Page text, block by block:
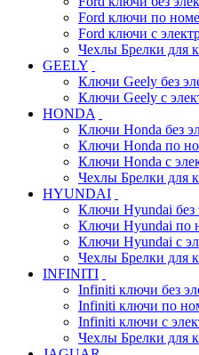
Ford ключи по
Ford ключи с
Чехлы Брелки для
GEELY
Ключи Geely без
Ключи Geely с
HONDA
Ключи Honda без
Ключи Honda по
Ключи Honda с
Чехлы Брелки для
HYUNDAI
Ключи Hyundai без
Ключи Hyundai по
Ключи Hyundai с
Чехлы Брелки для
INFINITI
Infiniti ключи без
Infiniti ключи по
Infiniti ключи с
Чехлы Брелки для